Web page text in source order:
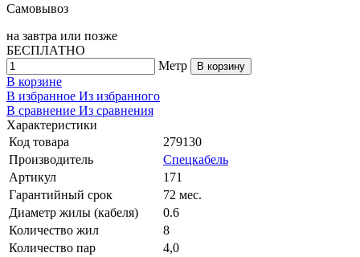
Самовывоз
на завтра или позже
БЕСПЛАТНО
Метр
В корзину
В корзине
В избранное Из избранного
В сравнение Из сравнения
Характеристики
Код товара
279130
Производитель
Спецкабель
Артикул
171
Гарантийный срок
72 мес.
Диаметр жилы (кабеля)
0.6
Количество жил
8
Количество пар
4,0